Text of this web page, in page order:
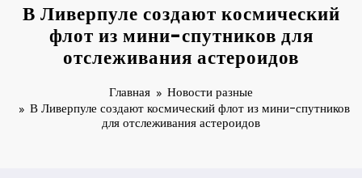
В Ливерпуле создают космический
флот из мини-спутников для
отслеживания астероидов
Главная
Новости разные
В Ливерпуле создают космический флот из мини-спутников
для отслеживания астероидов